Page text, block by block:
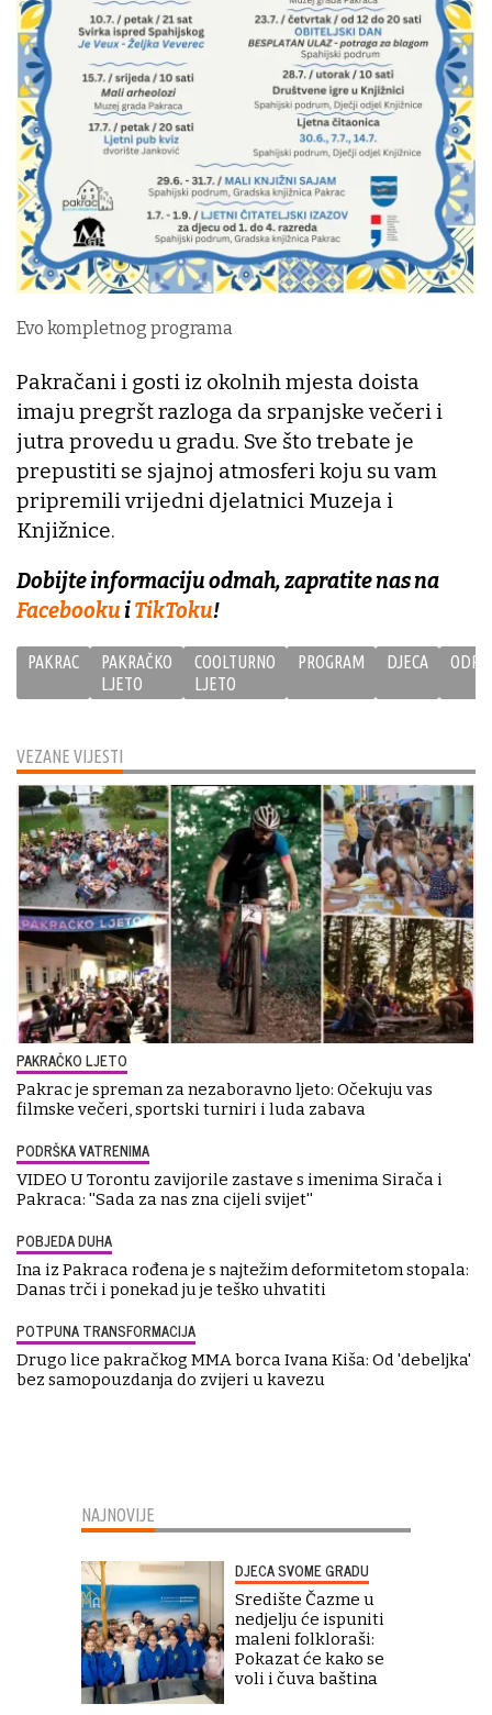
VEZANE VIJESTI
PAKRAČKO LJETO
Pakrac je spreman za nezaboravno ljeto: Očekuju vas
filmske večeri, sportski turniri i luda zabava
PODRŠKA VATRENIMA
VIDEO U Torontu zavijorile zastave s imenima Sirača i
Pakraca: ''Sada za nas zna cijeli svijet''
POBJEDA DUHA
Ina iz Pakraca rođena je s najtežim deformitetom stopala:
Danas trči i ponekad ju je teško uhvatiti
POTPUNA TRANSFORMACIJA
Drugo lice pakračkog MMA borca Ivana Kiša: Od 'debeljka'
bez samopouzdanja do zvijeri u kavezu
Evo kompletnog programa
Pakračani i gosti iz okolnih mjesta doista
imaju pregršt razloga da srpanjske večeri i
jutra provedu u gradu. Sve što trebate je
prepustiti se sjajnoj atmosferi koju su vam
pripremili vrijedni djelatnici Muzeja i
Knjižnice.
Dobijte informaciju odmah, zapratite nas na
FacebookuiTikToku!
PAKRAC
PAKRAČKO
LJETO
COOLTURNO
LJETO
PROGRAM DJECA
NAJNOVIJE
DJECA SVOME GRADU
Središte Čazme u
nedjelju će ispuniti
maleni folkloraši:
Pokazat će kako se
voli i čuva baština